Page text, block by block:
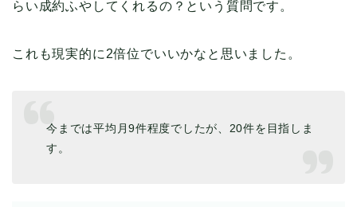
らい成約ふやしてくれるの？という質問です。
これも現実的に2倍位でいいかなと思いました。
今までは平均月9件程度でしたが、20件を目指しま
す。